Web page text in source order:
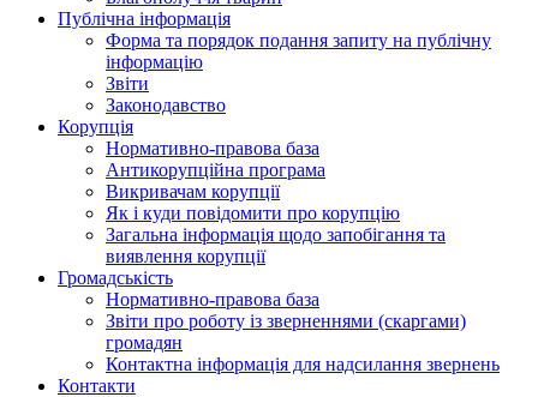
Публічна інформація
Форма та порядок подання запиту на публічну
інформацію
Звіти
Законодавство
Корупція
Нормативно-правова база
Антикорупційна програма
Викривачам корупції
Як і куди повідомити про корупцію
Загальна інформація щодо запобігання та
виявлення корупції
Громадськість
Нормативно-правова база
Звіти про роботу із зверненнями (скаргами)
громадян
Контактна інформація для надсилання звернень
Контакти